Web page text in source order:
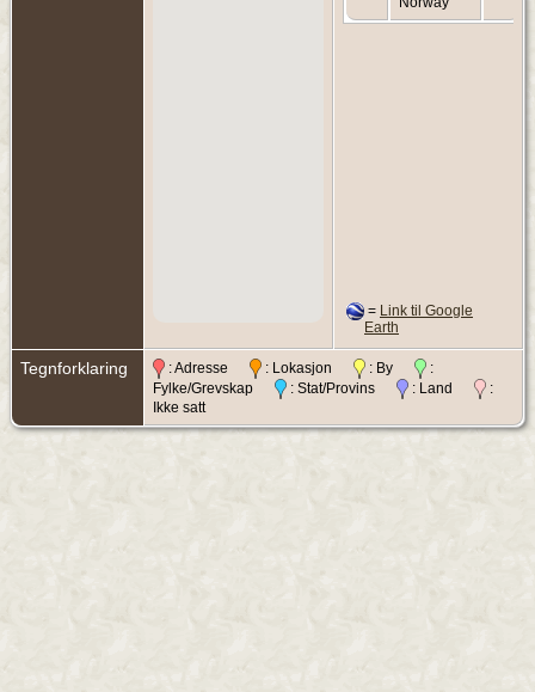
= Link til Google
Earth
Tegnforklaring : Adresse : Lokasjon : By
:
Fylke/Grevskap
: Stat/Provins : Land
:
Ikke satt